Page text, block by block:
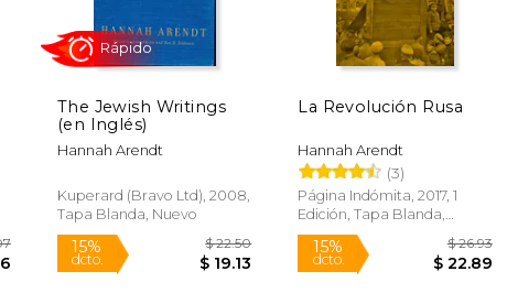
$ 19.99
$ 16.99
15% $ 21.99
$ 18.69
15%
dcto.
The Jewish Writings
(en Inglés)
Hannah Arendt
Kuperard (Bravo Ltd), 2008,
Tapa Blanda, Nuevo
La Revolución Rusa
Hannah Arendt
(3)
Página Indómita, 2017, 1
Edición, Tapa Blanda,
Nuevo